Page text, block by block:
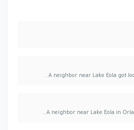
A neighbor near Lake Eola got
A neighbor near Lake Eola in